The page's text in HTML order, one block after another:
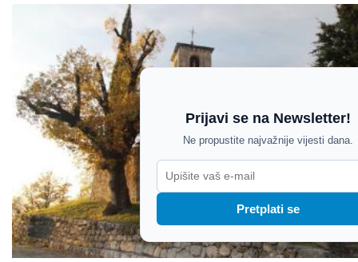
Prijavi se na Newsletter!
Ne propustite najvažnije vijesti dana.
Pretplati se